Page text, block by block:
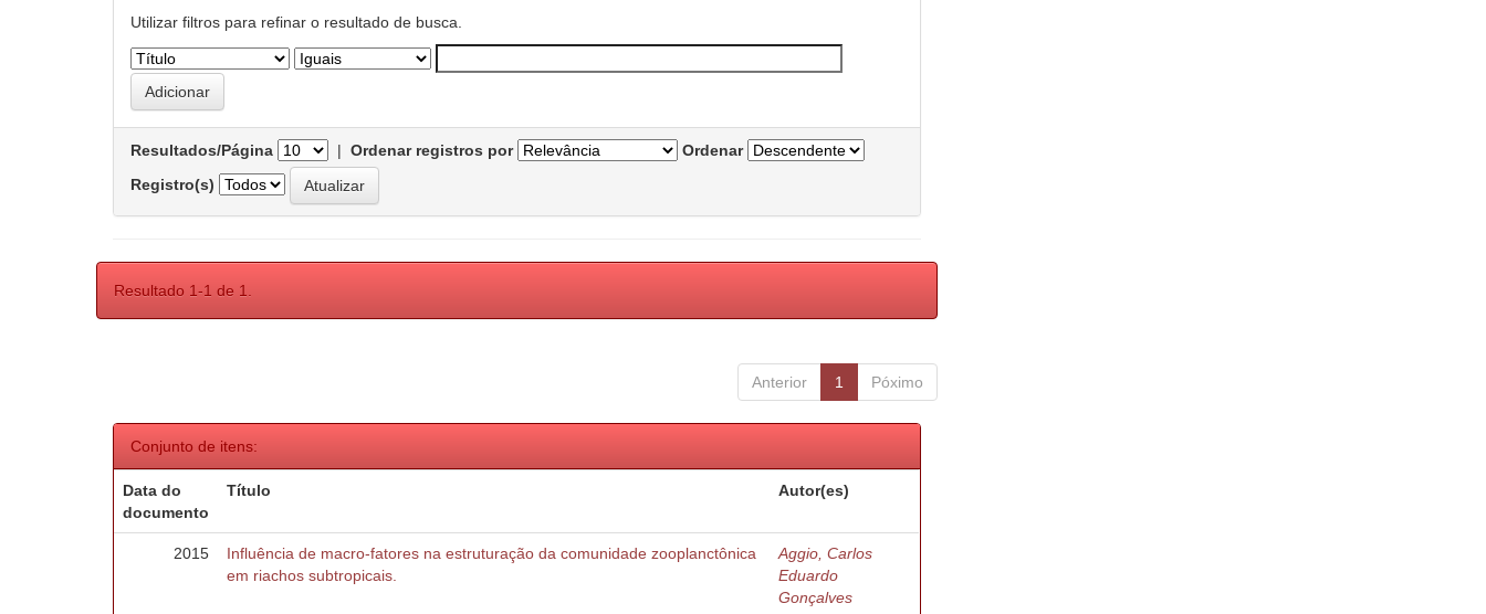
Utilizar filtros para refinar o resultado de busca.
Resultados/Página | Ordenar registros por
Ordenar
Registro(s)
Resultado 1-1 de 1.
Anterior 1 Póximo
Conjunto de itens:
Data do
documento
Título Autor(es)
2015
Influência de macro-fatores na estruturação da comunidade zooplanctônica
em riachos subtropicais.
Aggio, Carlos
Eduardo
Gonçalves